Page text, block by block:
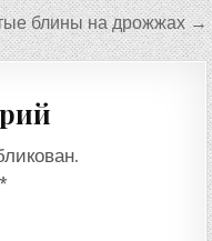
блины на дрожжах →
*